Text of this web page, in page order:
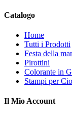
Catalogo
Home
Tutti i Prodotti
Festa della
Pirottini
Colorante in
Stampi per
Il Mio Account